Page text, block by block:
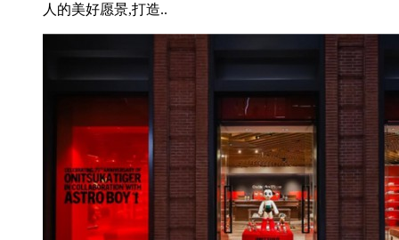
人的美好愿景,打造..